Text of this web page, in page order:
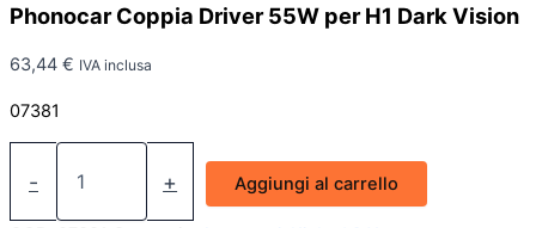
Phonocar Coppia Driver 55W per H1 Dark Vision
63,44 € IVA inclusa
07381
-
Phonocar
Coppia
+ Aggiungi al carrello